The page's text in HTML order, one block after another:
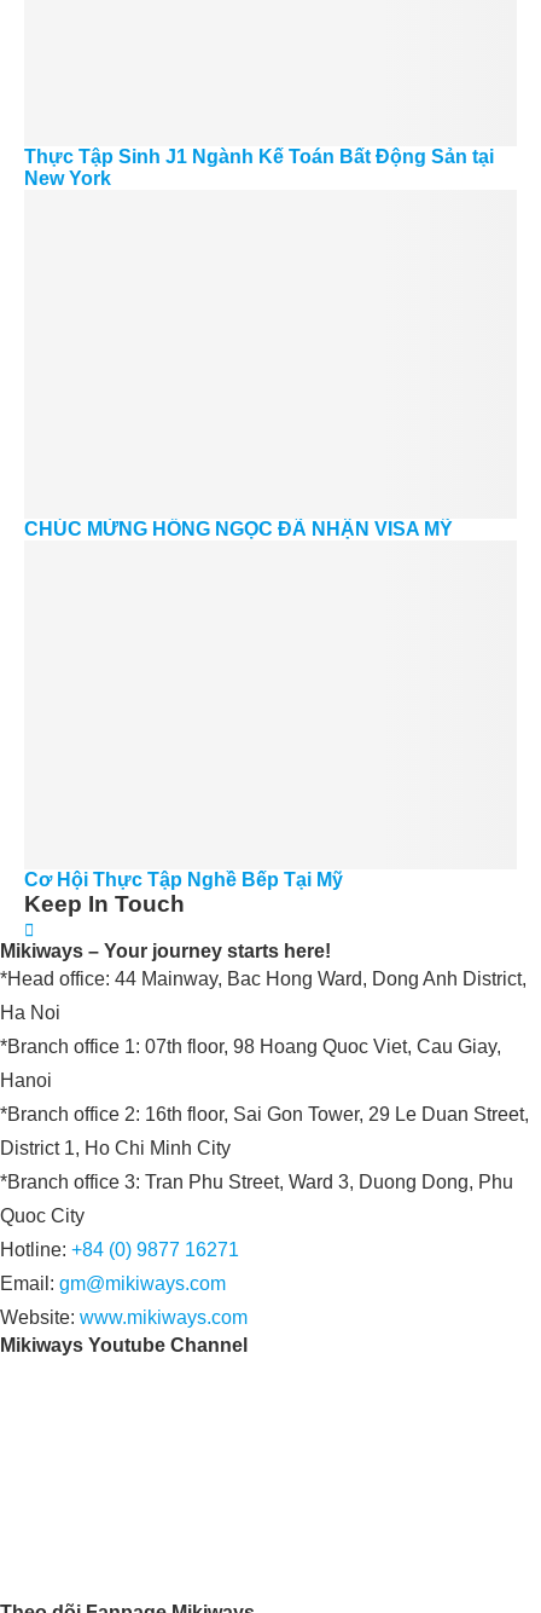
Thực Tập Sinh J1 Ngành Kế Toán Bất Động Sản tại
New York
CHÚC MỪNG HỒNG NGỌC ĐÃ NHẬN VISA MỸ
Cơ Hội Thực Tập Nghề Bếp Tại Mỹ
Keep In Touch
Mikiways – Your journey starts here!
*Head office: 44 Mainway, Bac Hong Ward, Dong Anh District,
Ha Noi
*Branch office 1: 07th floor, 98 Hoang Quoc Viet, Cau Giay,
Hanoi
*Branch office 2: 16th floor, Sai Gon Tower, 29 Le Duan Street,
District 1, Ho Chi Minh City
*Branch office 3: Tran Phu Street, Ward 3, Duong Dong, Phu
Quoc City
Hotline: +84 (0) 9877 16271
Email: gm@mikiways.com
Website: www.mikiways.com
Mikiways Youtube Channel